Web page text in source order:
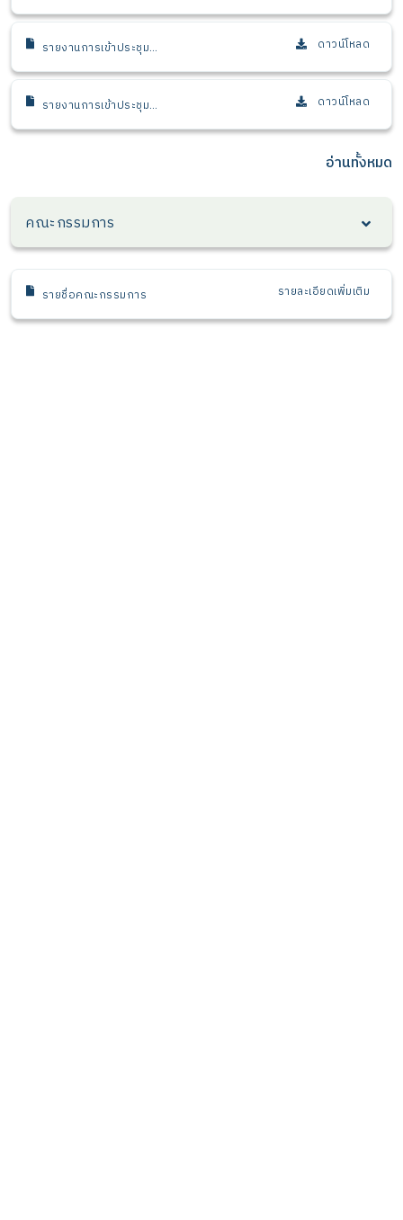
รายงานการเข้าประชุม
ดาวน์โหลด
รายงานการเข้าประชุม
ดาวน์โหลด
อ่านทั้งหมด
คณะกรรมการ
รายชื่อคณะกรรมการ รายละเอียดเพิ่มเติม